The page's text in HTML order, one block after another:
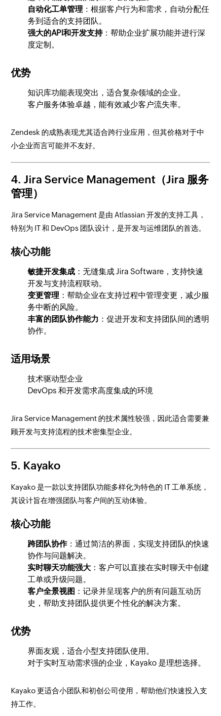
自动化工单管理 ：根据客户行为和需求，自动分配任
务到适合的支持团队。
强大的API和开发支持：帮助企业扩展功能并进行深
度定制。
优势
知识库功能表现突出，适合复杂领域的企业。
客户服务体验卓越，能有效减少客户流失率。
Zendesk 的成熟表现尤其适合跨行业应用，但其价格对于中
小企业而言可能并不友好。
4.Jira Service Management（Jira 服务
管理）
Jira Service Management 是由 Atlassian 开发的支持工具，
特别为 IT 和 DevOps 团队设计，是开发与运维团队的首选。
核心功能
敏捷开发集成 ：无缝集成 Jira Software，支持快速
开发与支持流程联动。
变更管理 ：帮助企业在支持过程中管理变更，减少服
务中断的风险。
丰富的团队协作能力 ：促进开发和支持团队间的透明
协作。
适用场景
技术驱动型企业
DevOps 和开发需求高度集成的环境
Jira Service Management 的技术属性较强，因此适合需要兼
顾开发与支持流程的技术密集型企业。
5. Kayako
Kayako 是一款以支持团队功能多样化为特色的 IT 工单系统，
其设计旨在增强团队与客户间的互动体验。
核心功能
跨团队协作：通过简洁的界面，实现支持团队的快速
协作与问题解决。
实时聊天功能强大 ：客户可以直接在实时聊天中创建
工单或升级问题。
客户全景视图 ：记录并呈现客户的所有问题互动历
史，帮助支持团队提供更个性化的解决方案。
优势
界面友观，适合小型支持团队使用。
对于实时互动需求强的企业，Kayako 是理想选择。
Kayako 更适合小团队和初创公司使用，帮助他们快速投入支
持工作。